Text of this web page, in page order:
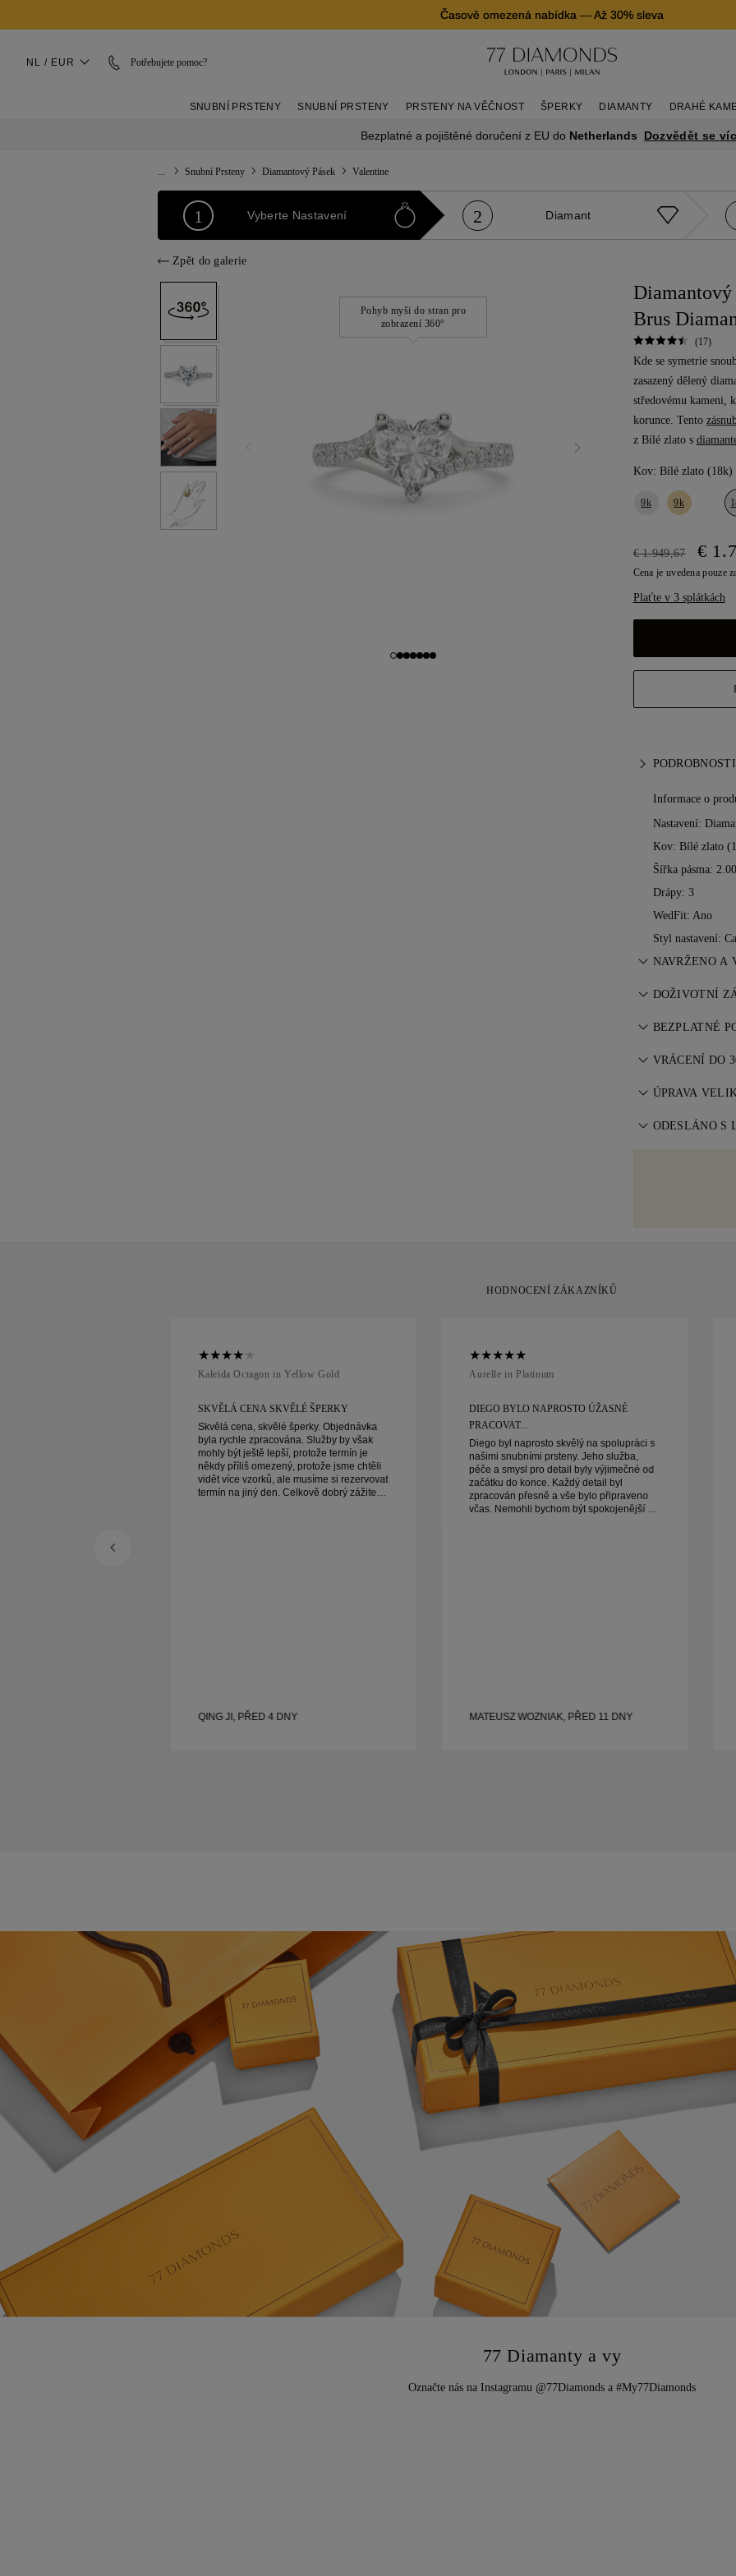
Časově omezená nabídka —Až 30% sleva
NL / EUR Potřebujete pomoc?
SNUBNÍ PRSTENY SNUBNÍ PRSTENY PRSTENY NA VĚČNOST ŠPERKY DIAMANTY DRAHÉ
Bezplatné a pojištěné doručení z EU do Netherlands Dozvědět se
Snubní Prsteny Diamantový Pásek Valentine
1 Vyberte Nastavení 2 Diamant
Zpět do galerie
Pohyb myši do stran pro
zobrazení 360°
Diamantový
Brus
(17)
Kde se symetrie
zasazený dělený
středovému kameni,
korunce. Tento
z Bílé zlato s
Kov: Bílé zlato (18k)
9k 9k
€ 1.949,67 €
Cena je uvedena pouze
Plaťte v 3 splátkách
Informace o
Nastavení:
Kov: Bílé zlato
Šířka pásma:
Drápy: 3
WedFit: Ano
Styl nastavení:
NAVRŽENO A
Umění
DOŽIVOTNÍ
Při nákupu u
informací
BEZPLATNÉ
Veškeré
prostřednictvím
pojišťujeme,
využíváme
VRÁCENÍ DO
Pokud nejste
ÚPRAVA
Pro perfektní
ODESLÁNO S
vyrobený
HODNOCENÍ ZÁKAZNÍKŮ
Kaleida Octagon in Yellow Gold
SKVĚLÁ CENA SKVĚLÉ ŠPERKY
Skvělá cena, skvělé šperky. Objednávka
byla rychle zpracována. Služby by však
mohly být ještě lepší, protože termín je
někdy příliš omezený, protože jsme chtěli
vidět více vzorků, ale musíme si rezervovat
termín na jiný den. Celkově dobrý zážitek,
QING JI, PŘED 4 DNY
Aurelle in Platinum
DIEGO BYLO NAPROSTO ÚŽASNÉ
PRACOVAT...
Diego byl naprosto skvělý na spolupráci s
našimi snubními prsteny. Jeho služba,
péče a smysl pro detail byly výjimečné od
začátku do konce. Každý detail byl
zpracován přesně a vše bylo připraveno
včas. Nemohli bychom být spokojenější a
MATEUSZ WOZNIAK, PŘED 11 DNY
77 Diamanty a vy
Označte nás na Instagramu @77Diamonds a #My77Diamonds